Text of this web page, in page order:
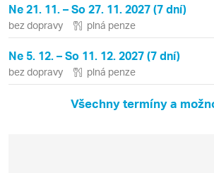
Ne 21. 11. – So 27. 11. 2027 (7 dní)
bez dopravy plná penze
Ne 5. 12. – So 11. 12. 2027 (7 dní)
bez dopravy plná penze
Všechny termíny a